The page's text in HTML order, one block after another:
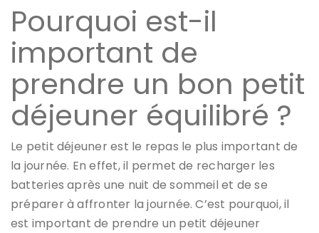
Pourquoi est-il
important de
prendre un bon petit
déjeuner équilibré ?
Le petit déjeuner est le repas le plus important de
la journée. En effet, il permet de recharger les
batteries après une nuit de sommeil et de se
préparer à affronter la journée. C’est pourquoi, il
est important de prendre un petit déjeuner